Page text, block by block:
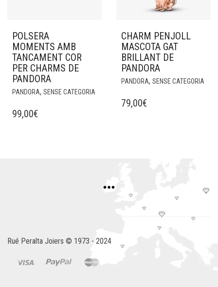
POLSERA
MOMENTS AMB
TANCAMENT COR
PER CHARMS DE
PANDORA
PANDORA, SENSE CATEGORIA
99,00€
CHARM PENJOLL
MASCOTA GAT
BRILLANT DE
PANDORA
PANDORA, SENSE CATEGORIA
79,00€
Rué Peralta Joiers © 1973 - 2024